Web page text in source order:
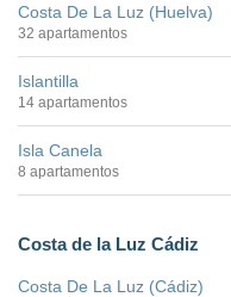
Costa De La Luz (Huelva)
32 apartamentos
Islantilla
14 apartamentos
Isla Canela
8 apartamentos
Costa de la Luz Cádiz
Costa De La Luz (Cádiz)